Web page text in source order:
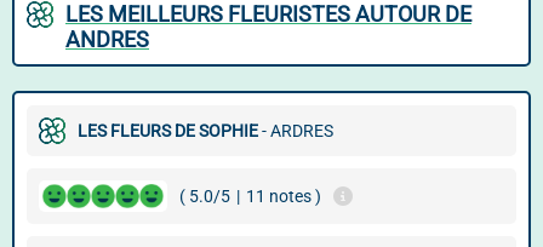
LES MEILLEURS FLEURISTES AUTOUR DE
ANDRES
LES FLEURS DE SOPHIE- ARDRES
( 5.0/5 | 11 notes )